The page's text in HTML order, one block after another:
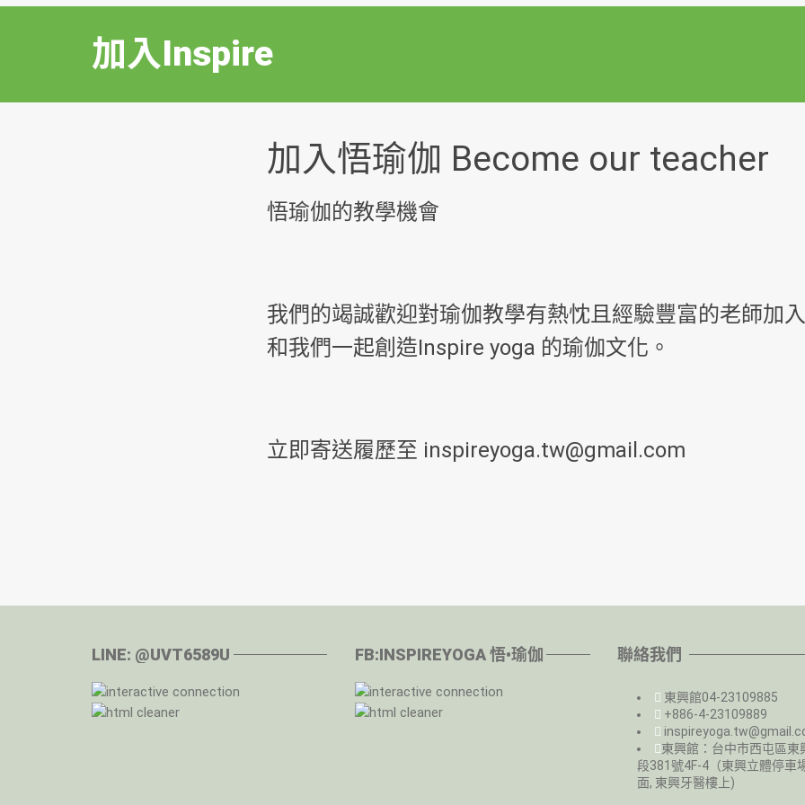
加入Inspire
加入悟瑜伽 Become our teacher
悟瑜伽的教學機會
我們的竭誠歡迎對瑜伽教學有熱忱且經驗豐富的老師加
和我們一起創造Inspire yoga 的瑜伽文化。
立即寄送履歷至 inspireyoga.tw@gmail.com
LINE: @UVT6589U FB:INSPIREYOGA 悟•瑜伽 聯絡我們
東興館04-23109885
+886-4-23109889
東興館：台中市西屯區東
段381號4F-4（東興立體停車
面, 東興牙醫樓上)